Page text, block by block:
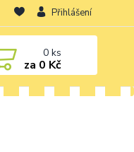
Přihlášení
0ks
za 0 Kč